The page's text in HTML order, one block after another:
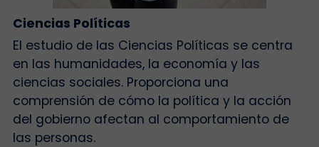
Ciencias Políticas
El estudio de las Ciencias Políticas se centra
en las humanidades, la economía y las
ciencias sociales. Proporciona una
comprensión de cómo la política y la acción
del gobierno afectan al comportamiento de
las personas.